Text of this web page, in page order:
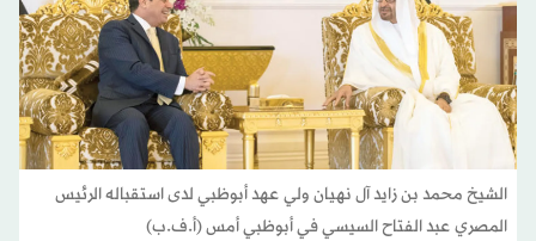
الشيخ محمد بن زايد آل نهيان ولي عهد أبوظبي لدى استقباله الرئيس
المصري عبد الفتاح السيسي في أبوظبي أمس (أ.ف.ب)